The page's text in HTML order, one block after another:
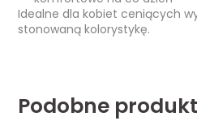
Idealne dla kobiet ceniących
stonowaną kolorystykę.
Podobne